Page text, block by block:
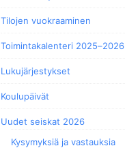
Tilojen vuokraaminen
Toimintakalenteri 2025–2026
Lukujärjestykset
Koulupäivät
Uudet seiskat 2026
Kysymyksiä ja vastauksia